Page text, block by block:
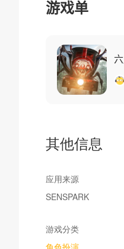
游戏单
其他信息
应用来源
SENSPARK
游戏分类